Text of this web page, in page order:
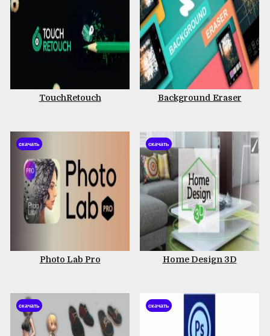
TouchRetouch Background Eraser
скачать
Photo Lab Pro
скачать
Home Design 3D
скачать скачать